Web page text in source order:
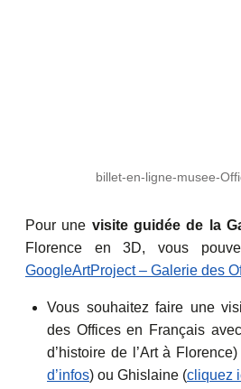
billet-en-ligne-musee-
Pour une visite guidée de la
Florence en 3D, vous
GoogleArtProject – Galerie des
Vous souhaitez faire une
des Offices en Français
d’histoire de l’Art à Florence)
d’infos) ou Ghislaine (cliquez